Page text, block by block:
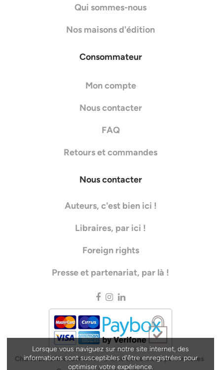
Lorsque vous naviguez sur notre site internet, des
informations sont susceptibles d'être enregistrées pour
optimiser votre expérience.
Qui sommes-nous
Nos maisons d'édition
Consommateur
Mon compte
Nous contacter
FAQ
Retours et commandes
Nous contacter
Auteurs, c'est bien ici !
Libraires, par ici !
Foreign rights
Presse et partenariat, par là !
Charte de référencement
Charte de données personnelles